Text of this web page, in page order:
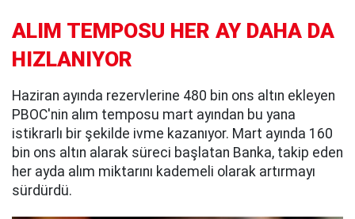
ALIM TEMPOSU HER AY DAHA DA
HIZLANIYOR
Haziran ayında rezervlerine 480 bin ons altın ekleyen
PBOC'nin alım temposu mart ayından bu yana
istikrarlı bir şekilde ivme kazanıyor. Mart ayında 160
bin ons altın alarak süreci başlatan Banka, takip eden
her ayda alım miktarını kademeli olarak artırmayı
sürdürdü.